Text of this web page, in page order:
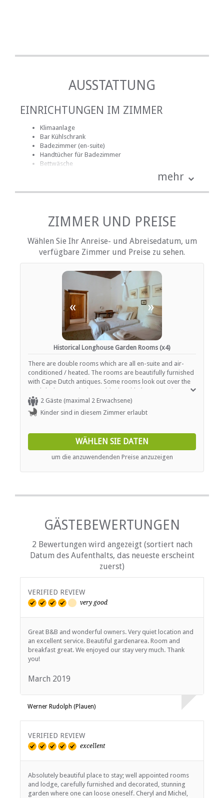
AUSSTATTUNG
EINRICHTUNGEN IM ZIMMER
Klimaanlage
Bar Kühlschrank
Badezimmer (en-suite)
Handtücher für Badezimmer
Bettwäsche
Tee- und Kaffeekocher
EINRICHTUNGEN AUF DEM GELÄNDE
Garten(e)
Gästelounge mit TV
Zimmerreinigung (täglich)
Parkplatz (abseits der Straße)
ESSEN UND TRINKEN
Braai / Grill (BBQ)
INTERNET
Kostenloses Wi-Fi
mehr
ZIMMER UND PREISE
Wählen Sie Ihr Anreise- und Abreisedatum, um
verfügbare Zimmer und Preise zu sehen.
« »
Historical Longhouse Garden Rooms (x4)
There are double rooms which are all en-suite and air-
conditioned / heated. The rooms are beautifully furnished
with Cape Dutch antiques. Some rooms look out over the
pool deck, towards the paddocks with the mountains as a
backdrop while the others have a secluded entrance and
garden, with access to the pool area. All rooms have mini
fridges, tea / coffee facilities and hairdryers. Swimming
romantic touch.
2 Gäste (maximal 2 Erwachsene)
Kinder sind in diesem Zimmer erlaubt
WÄHLEN SIE DATEN
um die anzuwendenden Preise anzuzeigen
GÄSTEBEWERTUNGEN
2 Bewertungen wird angezeigt (sortiert nach
Datum des Aufenthalts, das neueste erscheint
zuerst)
VERIFIED REVIEW
very good
Great B&B and wonderful owners. Very quiet location and
an excellent service. Beautiful gardenarea. Room and
breakfast great. We enjoyed our stay very much. Thank
you!
March 2019
Werner Rudolph (Plauen)
VERIFIED REVIEW
excellent
Absolutely beautiful place to stay; well appointed rooms
and lodge, carefully furnished and decorated, stunning
garden where one can loose oneself. Cheryl and Michel,